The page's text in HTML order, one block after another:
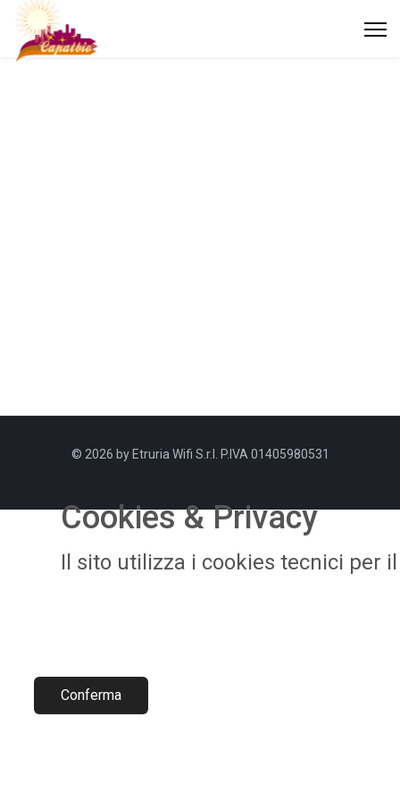
© 2026 by Etruria Wifi S.r.l. P.IVA 01405980531
Cookies & Privacy
​Il sito utilizza i cookies tecnici per
Conferma​